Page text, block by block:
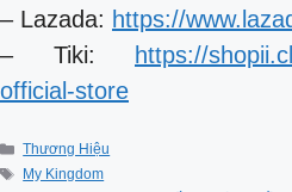
– Lazada: https://
– Tiki:
https://
official-store
Categories
Thương Hiệu
Tags
My Kingdom